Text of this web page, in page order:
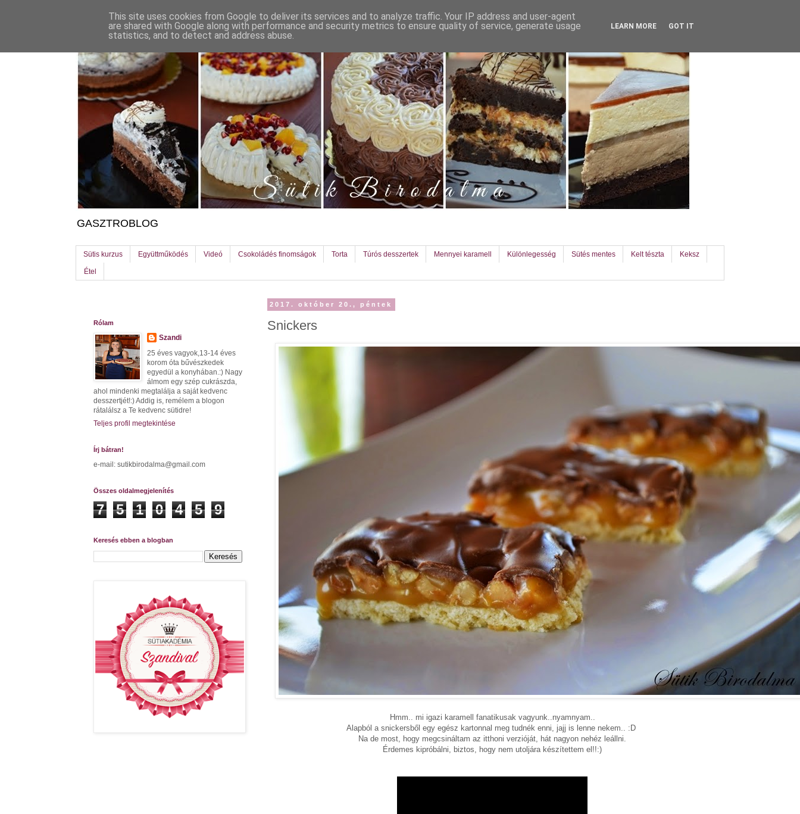
GASZTROBLOG
Sütis kurzus Együttműködés Videó Csokoládés finomságok Torta Túrós desszertek Mennyei karamell Különlegesség Sütés mentes Kelt tészta Keksz
Étel
2017. október 20., péntek
Snickers
Hmm.. mi igazi karamell fanatikusak vagyunk..nyamnyam..
Alapból a snickersből egy egész kartonnal meg tudnék enni, jajj is lenne nekem.. :D
Na de most, hogy megcsináltam az itthoni verzióját, hát nagyon nehéz leállni.
Érdemes kipróbálni, biztos, hogy nem utoljára készítettem el!!:)
Rólam
Szandi
25 éves vagyok,13-14 éves
korom óta bűvészkedek
egyedül a konyhában.:) Nagy
álmom egy szép cukrászda,
ahol mindenki megtalálja a saját kedvenc
desszertjét!:) Addig is, remélem a blogon
rátalálsz a Te kedvenc sütidre!
Teljes profil megtekintése
Írj bátran!
e-mail: sutikbirodalma@gmail.com
Összes oldalmegjelenítés
7 5 1 0 4 5 9
Keresés ebben a blogban
This site uses cookies from Google to deliver its services and to analyze traffic. Your IP address and user-agent
are shared with Google along with performance and security metrics to ensure quality of service, generate usage
statistics, and to detect and address abuse.
LEARN MORE GOT IT